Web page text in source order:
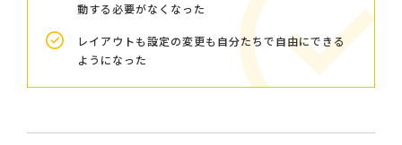
動する必要がなくなった
レイアウトも設定の変更も自分たちで自由にできる
ようになった